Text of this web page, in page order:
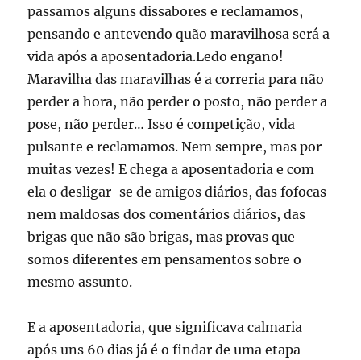
passamos alguns dissabores e reclamamos,
pensando e antevendo quão maravilhosa será a
vida após a aposentadoria.Ledo engano!
Maravilha das maravilhas é a correria para não
perder a hora, não perder o posto, não perder a
pose, não perder… Isso é competição, vida
pulsante e reclamamos. Nem sempre, mas por
muitas vezes! E chega a aposentadoria e com
ela o desligar-se de amigos diários, das fofocas
nem maldosas dos comentários diários, das
brigas que não são brigas, mas provas que
somos diferentes em pensamentos sobre o
mesmo assunto.
E a aposentadoria, que significava calmaria
após uns 60 dias já é o findar de uma etapa